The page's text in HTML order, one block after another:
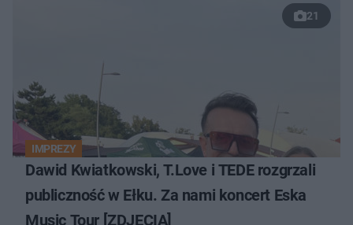
21
IMPREZY
Dawid Kwiatkowski, T.Love i TEDE rozgrzali
publiczność w Ełku. Za nami koncert Eska
Music Tour [ZDJĘCIA]